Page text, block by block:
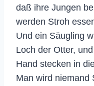
daß ihre Jungen
werden Stroh
Und ein Säugling
Loch der Otter,
Hand stecken in
Man wird niemand